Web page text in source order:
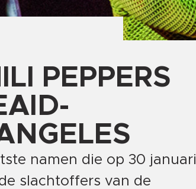
PEPPERS
namen die op 30 januari
slachtoffers van de